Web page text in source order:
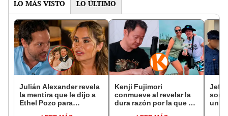
LO MÁS VISTO LO ÚLTIMO
Julián Alexander revela
la mentira que le dijo a
Ethel Pozo para
Kenji Fujimori
conmueve al revelar la
dura razón por la que no
un